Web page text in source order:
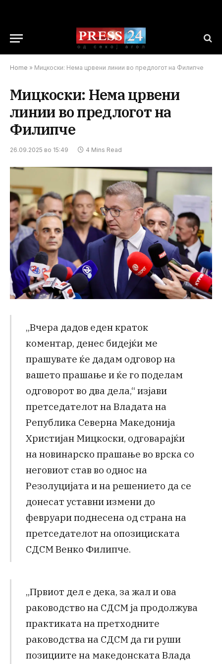
Home » Мицкоски: Нема црвени линии во предлогот на Филипче
Мицкоски: Нема црвени
линии во предлогот на
Филипче
26.09.2025 во 15:49 4 Mins Read
„Вчера дадов еден краток
коментар, денес бидејќи ме
прашувате ќе дадам одговор на
вашето прашање и ќе го поделам
одговорот во два дела,“ изјави
претседателот на Владата на
Република Северна Македонија
Христијан Мицкоски, одговарајќи
на новинарско прашање во врска со
неговиот став во однос на
Резолуцијата и на решението да се
донесат уставни измени до
февруари поднесена од страна на
претседателот на опозициската
СДСМ Венко Филипче.
„Првиот дел е дека, за жал и ова
раководство на СДСМ ја продолжува
практиката на претходните
раководства на СДСМ да ги руши
позициите на македонската Влада